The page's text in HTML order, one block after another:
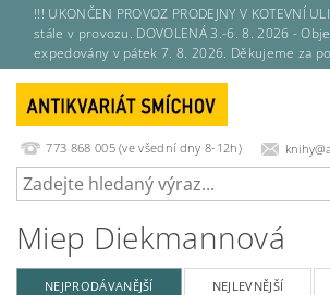
!!! UKONČEN PROVOZ PRODEJNY V KOTEVNÍ
stále v provozu. DOVOLENÁ 3.-6. 8. 2026 -
expedovány v pátek 7. 8. 2026. Děkujeme za
773 868 005 (ve všední dny 8-12h)
Miep Diekmannová
NEJPRODÁVANĚJŠÍ NEJLEVNĚJŠÍ